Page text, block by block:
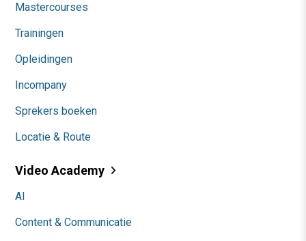
Mastercourses
Trainingen
Opleidingen
Incompany
Sprekers boeken
Locatie & Route
Video Academy
AI
Content & Communicatie